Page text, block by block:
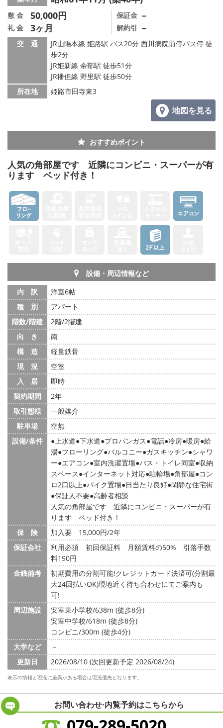
スタッフ募集中
店舗情報·アクセス
メールでお問い合わせ
敷 金 50,000円
礼 金 3ヶ月
保証金 －
解約引 －
交 通
JR山陽本線 姫路駅 バス20分 西川病院前停バス停 徒
歩2分
JR姫新線 余部駅 徒歩51分
JR播但線 野里駅 徒歩50分
所在地
姫路市田寺東3
地図を見る
おすすめポイント
人気の角部屋です 近隣にコンビニ・スーパーが有
ります ベッド付き！
設備・周辺情報など
内 訳
洋室6帖
種 別
アパート
階数/階建
2階/2階建
向 き
南
構 造
軽量鉄骨
現 況
空室
入 居
即時
契約期間
2年
取引態様
一般媒介
駐車場
空無
設備/条件
上水道 下水道 プロパンガス 電話 冷房 暖房 給
湯 フローリング バルコニー ガスキッチン シャワ
ー エアコン 室内洗濯置場 バス・トイレ同室 収納
スペース インターネット対応 駐輪場 角部屋 コン
ロ2口以上 バイク置場 日当たり良好 閑静な住宅街
保証人不要 高齢者相談
人気の角部屋です 近隣にコンビニ・スーパーが有
ります ベッド付き！
保 険
加入要 15,000円/2年
保証会社
利用必須 初回保証料 月額賃料の50% 引落手数
料190円
金銭備考
初期費用の分割可能!クレジットカード決済可(分割最
大24回払いOK)現地近く待ち合わせにてご案内も
可!
周辺施設
安室東小学校/638m (徒歩8分)
安室中学校/618m (徒歩8分)
コンビニ/300m (徒歩4分)
大学など
－
更新日
2026/08/10 (次回更新予定 2026/08/24)
表示の情報と現況に差異がある場合は現況優先となります。
お問い合わせ·内覧予約はこちらから